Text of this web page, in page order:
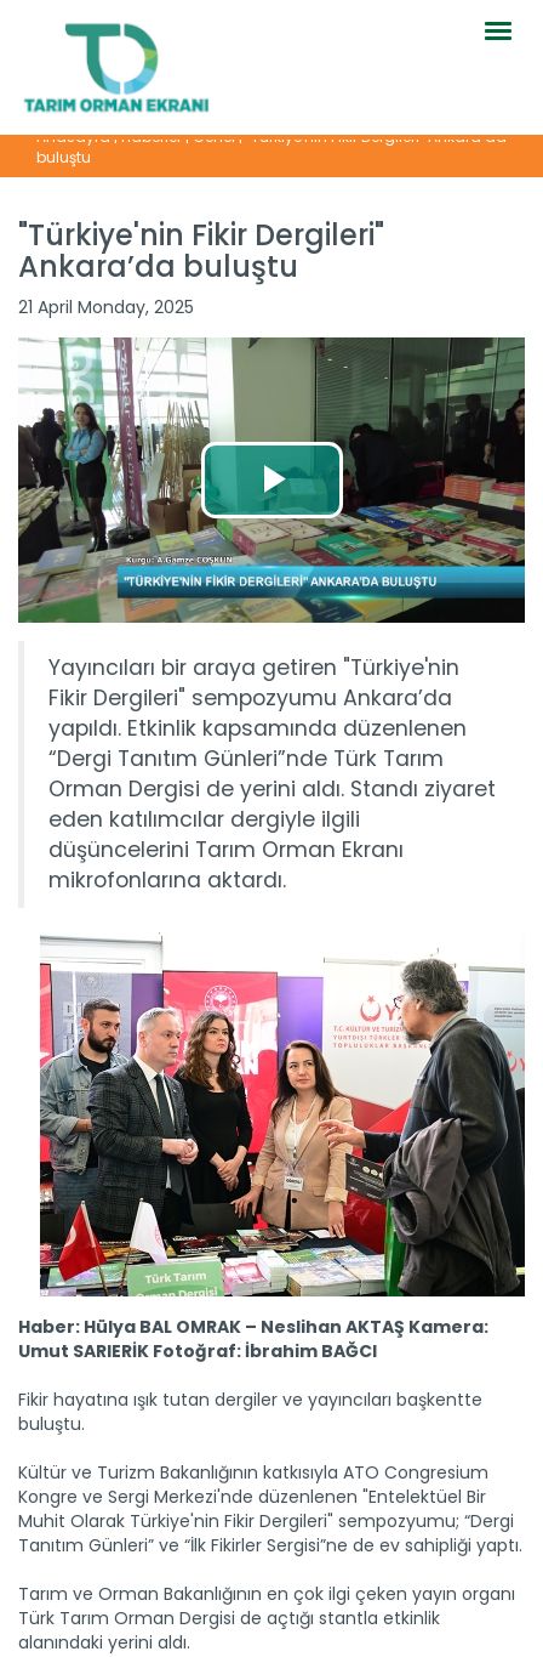
Anasayfa|Haberler|Genel|"Türkiye'nin Fikir Dergileri" Ankara’da
buluştu
"Türkiye'nin Fikir Dergileri"
Ankara’da buluştu
21 April Monday, 2025
Yayıncıları bir araya getiren "Türkiye'nin
Fikir Dergileri" sempozyumu Ankara’da
yapıldı. Etkinlik kapsamında düzenlenen
“Dergi Tanıtım Günleri”nde Türk Tarım
Orman Dergisi de yerini aldı. Standı ziyaret
eden katılımcılar dergiyle ilgili
düşüncelerini Tarım Orman Ekranı
mikrofonlarına aktardı.
Haber: Hülya BAL OMRAK – Neslihan AKTAŞ Kamera:
Umut SARIERİK Fotoğraf: İbrahim BAĞCI
Fikir hayatına ışık tutan dergiler ve yayıncıları başkentte
buluştu.
Kültür ve Turizm Bakanlığının katkısıyla ATO Congresium
Kongre ve Sergi Merkezi'nde düzenlenen "Entelektüel Bir
Muhit Olarak Türkiye'nin Fikir Dergileri" sempozyumu; “Dergi
Tanıtım Günleri” ve “İlk Fikirler Sergisi”ne de ev sahipliği yaptı.
Tarım ve Orman Bakanlığının en çok ilgi çeken yayın organı
Türk Tarım Orman Dergisi de açtığı stantla etkinlik
alanındaki yerini aldı.